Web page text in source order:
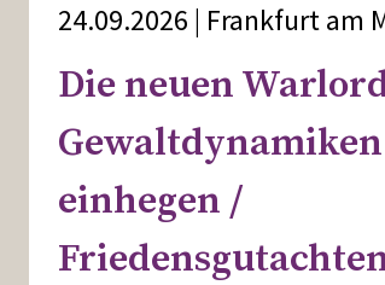
24.09.2026 | Frankfurt am
Die neuen
Gewaltdynamiken
einhegen /